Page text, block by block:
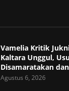
Vamelia Kritik
Kaltara Unggul,
Disamaratakan
Agustus 6, 2026